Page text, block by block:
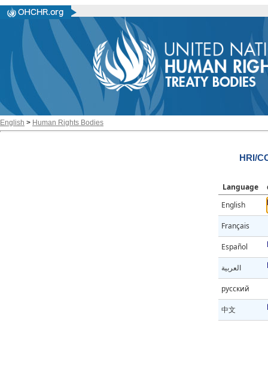
English > Human Rights Bodies
HRI/
Language
English
Français
Español
العربية
русский
中文